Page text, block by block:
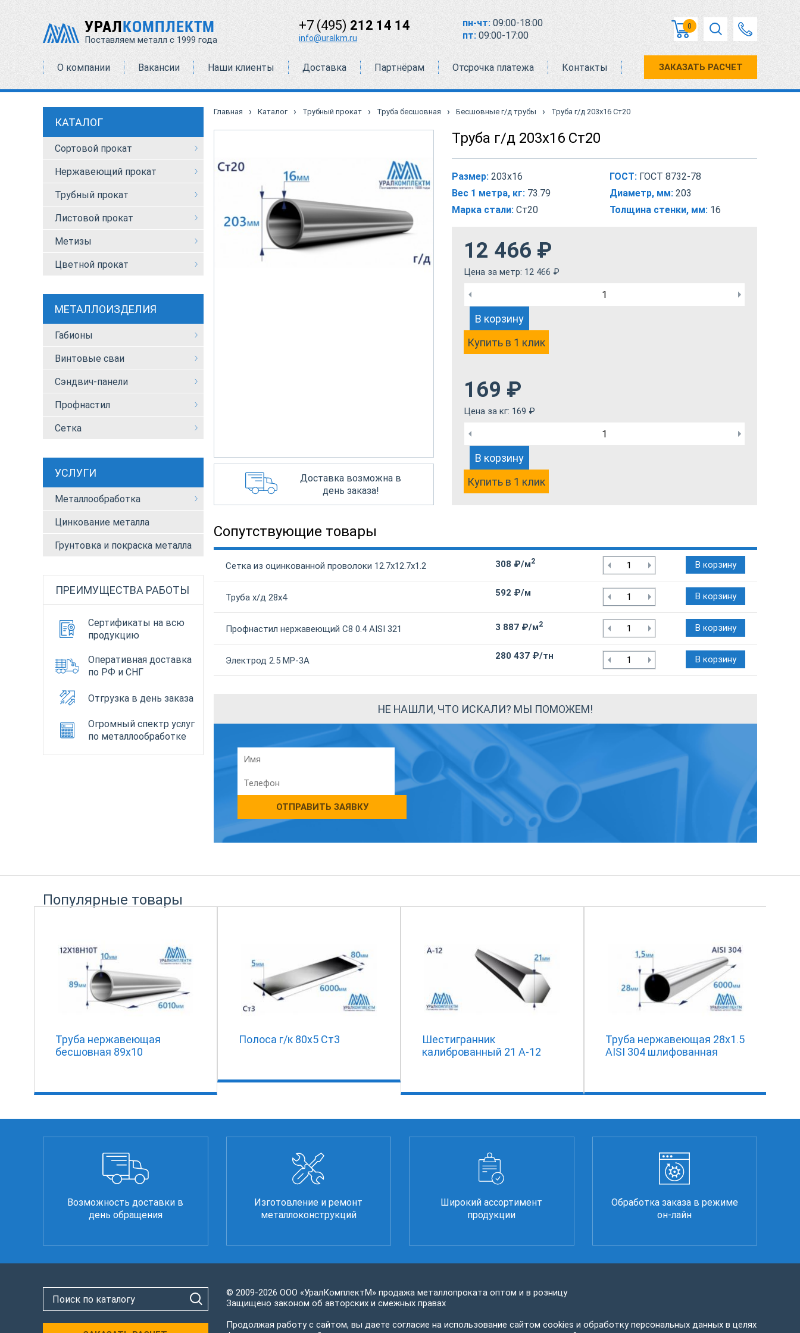
УРАЛКОМПЛЕКТМ
Поставляем металл с 1999 года
+7 (495) 212 14 14
info@uralkm.ru
пн-чт: 09:00-18:00
пт: 09:00-17:00
0
О компании Вакансии Наши клиенты Доставка Партнёрам Отсрочка платежа Контакты ЗАКАЗАТЬ РАСЧЕТ
КАТАЛОГ
Сортовой прокат
Нержавеющий прокат
Трубный прокат
Листовой прокат
Метизы
Цветной прокат
МЕТАЛЛОИЗДЕЛИЯ
Габионы
Винтовые сваи
Сэндвич-панели
Профнастил
Сетка
УСЛУГИ
Металлообработка
Цинкование металла
Грунтовка и покраска металла
ПРЕИМУЩЕСТВА РАБОТЫ
Сертификаты на всю
продукцию
Оперативная доставка
по РФ и СНГ
Отгрузка в день заказа
Огромный спектр услуг
по металлообработке
Главная › Каталог › Трубный прокат › Труба бесшовная › Бесшовные г/д трубы › Труба г/д 203х16 Ст20
Доставка возможна в
день заказа!
Труба г/д 203х16 Ст20
Размер: 203х16
Вес 1 метра, кг: 73.79
Марка стали: Ст20
ГОСТ: ГОСТ 8732-78
Диаметр, мм: 203
Толщина стенки, мм: 16
12 466 ₽
Цена за метр: 12 466 ₽
В корзину
Купить в 1 клик
169 ₽
Цена за кг: 169 ₽
В корзину
Купить в 1 клик
Сопутствующие товары
Сетка из оцинкованной проволоки 12.7х12.7х1.2 308 ₽/м2 В корзину
Труба х/д 28х4 592 ₽/м В корзину
Профнастил нержавеющий С8 0.4 AISI 321 3 887 ₽/м2 В корзину
Электрод 2.5 МР-3А 280 437 ₽/тн В корзину
НЕ НАШЛИ, ЧТО ИСКАЛИ? МЫ ПОМОЖЕМ!
ОТПРАВИТЬ ЗАЯВКУ
Популярные товары
Труба нержавеющая
бесшовная 89х10
Полоса г/к 80х5 Ст3
Шестигранник
калиброванный 21 А-12
Труба нержавеющая 28х1.5
AISI 304 шлифованная
Возможность доставки в
день обращения
Изготовление и ремонт
металлоконструкций
Широкий ассортимент
продукции
Обработка заказа в режиме
он-лайн
© 2009-2026 ООО «УралКомплектМ» продажа металлопроката оптом и в розницу
Защищено законом об авторских и смежных правах
Продолжая работу с сайтом, вы даете согласие на использование сайтом cookies и обработку персональных данных в целях